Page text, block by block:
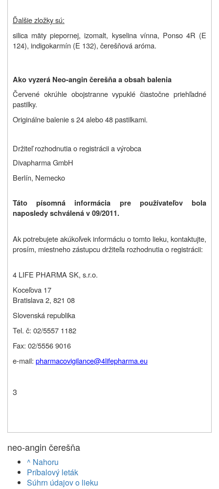
Ďalšie zložky sú:
silica mäty piepornej, izomalt, kyselina vínna, Ponso 4R (E
124), indigokarmín (E 132), čerešňová aróma.
Ako vyzerá Neo-angin čerešňa a obsah balenia
Červené okrúhle obojstranne vypuklé čiastočne priehľadné
pastilky.
Originálne balenie s 24 alebo 48 pastilkami.
Držiteľ rozhodnutia o registrácii a výrobca
Divapharma GmbH
Berlín, Nemecko
Táto písomná informácia pre používateľov bola
naposledy schválená v 09/2011.
Ak potrebujete akúkoľvek informáciu o tomto lieku, kontaktujte,
prosím, miestneho zástupcu držiteľa rozhodnutia o registrácii:
4 LIFE PHARMA SK, s.r.o.
Koceľova 17
Bratislava 2, 821 08
Slovenská republika
Tel. č: 02/5557 1182
Fax: 02/5556 9016
e-mail: pharmacovigilance@4lifepharma.eu
3
neo-angin čerešňa
^ Nahoru
Príbalový leták
Súhrn údajov o lieku